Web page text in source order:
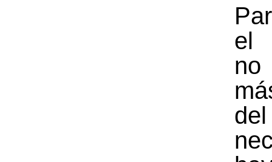
el
del